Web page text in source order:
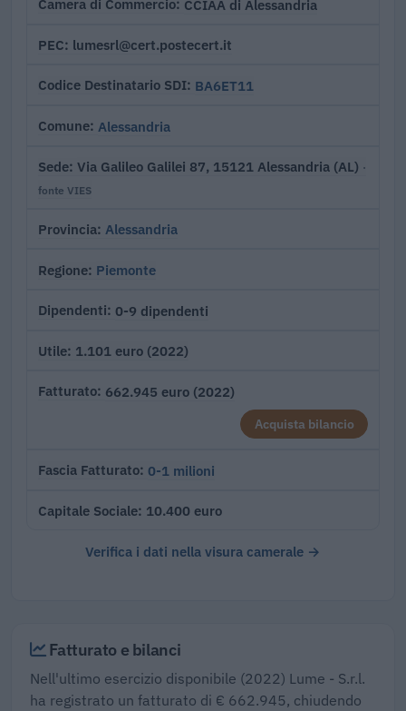
Camera di Commercio CCIAA di Alessandria
PEC lumesrl@cert.postecert.it
Codice Destinatario SDI BA6ET11
Comune Alessandria
Sede Via Galileo Galilei 87, 15121 Alessandria (AL) ·
fonte VIES
Provincia Alessandria
Regione Piemonte
Dipendenti 0-9 dipendenti
Utile 1.101 euro (2022)
Fatturato 662.945 euro (2022)
Acquista bilancio
Fascia Fatturato 0-1 milioni
Capitale Sociale 10.400 euro
Verifica i dati nella visura camerale →
Fatturato e bilanci
Nell'ultimo esercizio disponibile (2022) Lume - S.r.l.
ha registrato un fatturato di € 662.945, chiudendo